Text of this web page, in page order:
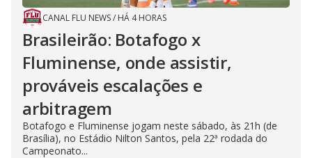
CANAL FLU NEWS/ HÁ 4 HORAS
Brasileirão: Botafogo x
Fluminense, onde assistir,
prováveis escalações e
arbitragem
Botafogo e Fluminense jogam neste sábado, às 21h (de
Brasília), no Estádio Nilton Santos, pela 22ª rodada do
Campeonato...